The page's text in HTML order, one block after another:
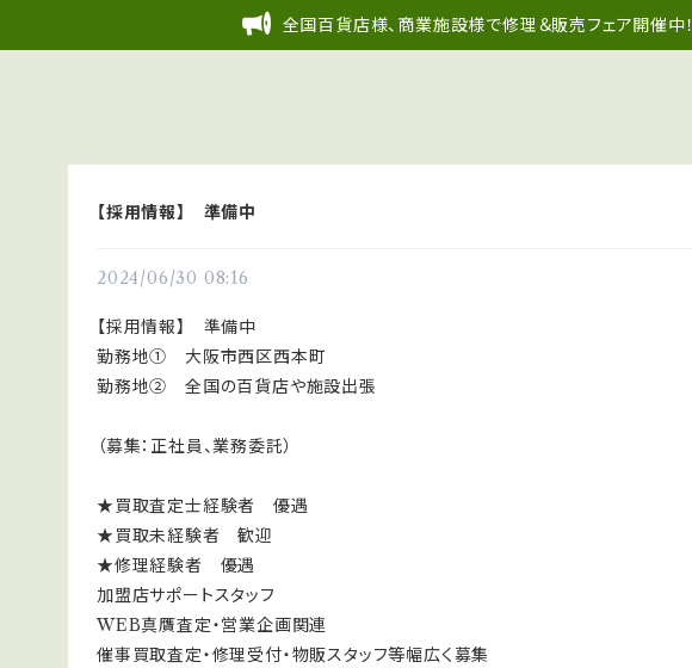
全国百貨店様、商業施設様で修理＆販売フェア開催中！
【採用情報】 準備中
2024/06/30 08:16
【採用情報】 準備中
勤務地① 大阪市西区西本町
勤務地② 全国の百貨店や施設出張
（募集：正社員、業務委託）
★買取査定士経験者 優遇
★買取未経験者 歓迎
★修理経験者 優遇
加盟店サポートスタッフ
WEB真贋査定・営業企画関連
催事買取査定・修理受付・物販スタッフ等幅広く募集